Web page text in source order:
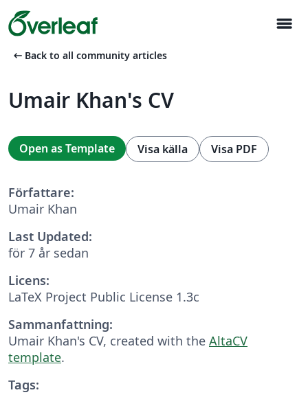
menu
arrow_left_alt Back to all community articles
Umair Khan's CV
Open as Template Visa källa Visa PDF
Författare:
Umair Khan
Last Updated:
för 7 år sedan
Licens:
LaTeX Project Public License 1.3c
Sammanfattning:
Umair Khan's CV, created with the AltaCV
template.
Tags: